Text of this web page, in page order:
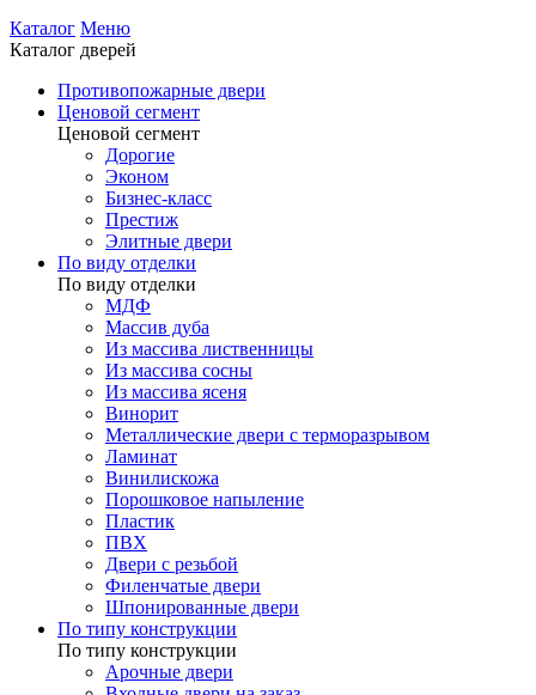
Каталог Меню
Каталог дверей
Противопожарные двери
Ценовой сегмент
Ценовой сегмент
Дорогие
Эконом
Бизнес-класс
Престиж
Элитные двери
По виду отделки
По виду отделки
МДФ
Массив дуба
Из массива лиственницы
Из массива сосны
Из массива ясеня
Винорит
Металлические двери с терморазрывом
Ламинат
Винилискожа
Порошковое напыление
Пластик
ПВХ
Двери с резьбой
Филенчатые двери
Шпонированные двери
По типу конструкции
По типу конструкции
Арочные двери